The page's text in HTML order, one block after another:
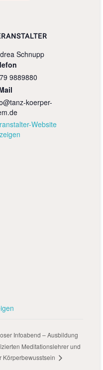
Schnupp
9889880
koerper-
Website
Infoabend – Ausbildung
Meditationslehrer und
Körperbewusstsein